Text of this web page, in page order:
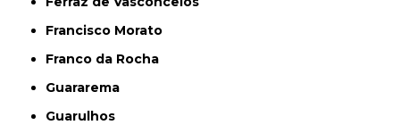
Francisco Morato
Franco da Rocha
Guararema
Guarulhos